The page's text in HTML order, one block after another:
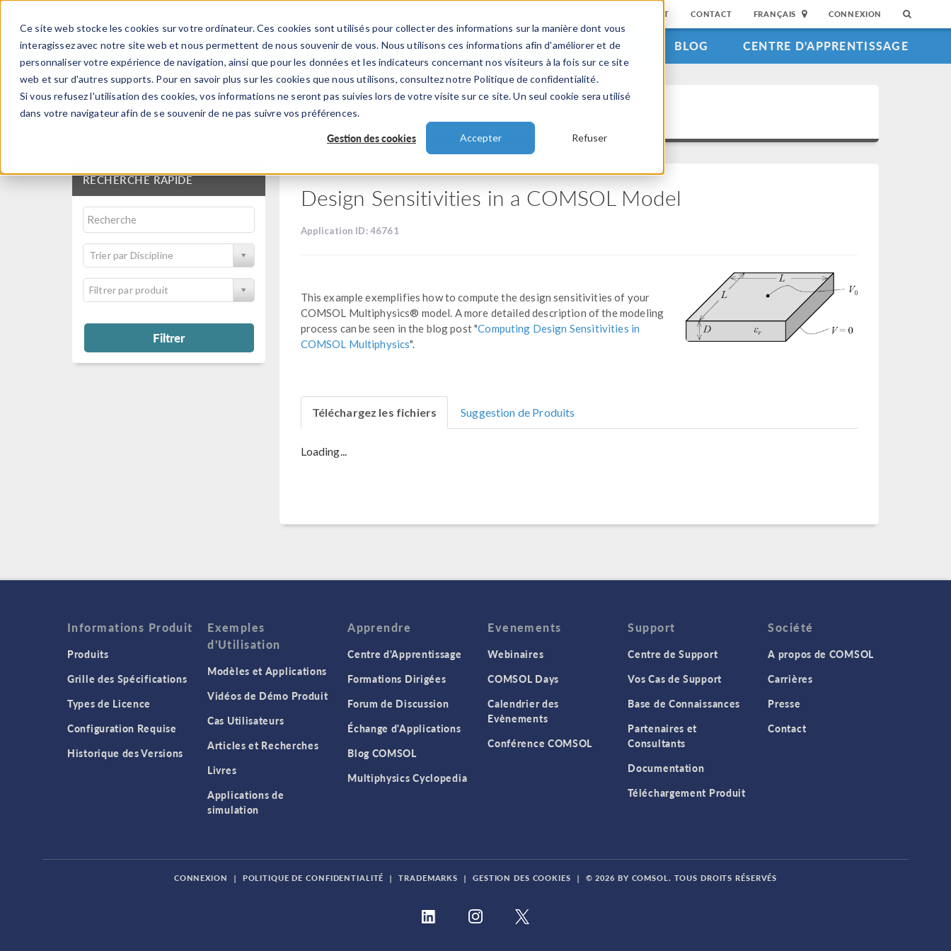
Ce site web stocke les cookies sur votre ordinateur. Ces cookies sont utilisés pour collecter des informations sur la manière dont vous
interagissez avec notre site web et nous permettent de nous souvenir de vous. Nous utilisons ces informations afin d'améliorer et de
personnaliser votre expérience de navigation, ainsi que pour les données et les indicateurs concernant nos visiteurs à la fois sur ce site
web et sur d'autres supports. Pour en savoir plus sur les cookies que nous utilisons, consultez notre Politique de confidentialité.
Si vous refusez l'utilisation des cookies, vos informations ne seront pas suivies lors de votre visite sur ce site. Un seul cookie sera utilisé
dans votre navigateur afin de se souvenir de ne pas suivre vos préférences.
Gestion des cookies Accepter Refuser
SUPPORT CONTACT FRANÇAIS CONNEXION
PRODUITS INDUSTRIES VIDEOS EVENEMENTS BLOG CENTRE D'APPRENTISSAGE
Bibliothèque d'Applications
RECHERCHE RAPIDE
Trier par Discipline
Filtrer par produit
Filtrer
Design Sensitivities in a COMSOL Model
Application ID: 46761
This example exemplifies how to compute the design sensitivities of your
COMSOL Multiphysics® model. A more detailed description of the modeling
process can be seen in the blog post "Computing Design Sensitivities in
COMSOL Multiphysics".
Téléchargez les fichiers Suggestion de Produits
Loading...
Informations Produit
Produits
Grille des Spécifications
Types de Licence
Configuration Requise
Historique des Versions
Exemples
d'Utilisation
Modèles et Applications
Vidéos de Démo Produit
Cas Utilisateurs
Articles et Recherches
Livres
Applications de
simulation
Apprendre
Centre d'Apprentissage
Formations Dirigées
Forum de Discussion
Échange d'Applications
Blog COMSOL
Multiphysics Cyclopedia
Evenements
Webinaires
COMSOL Days
Calendrier des
Evènements
Conférence COMSOL
Support
Centre de Support
Vos Cas de Support
Base de Connaissances
Partenaires et
Consultants
Documentation
Téléchargement Produit
Société
A propos de COMSOL
Carrières
Presse
Contact
CONNEXION | POLITIQUE DE CONFIDENTIALITÉ | TRADEMARKS | GESTION DES COOKIES | © 2026 BY COMSOL. TOUS DROITS RÉSERVÉS